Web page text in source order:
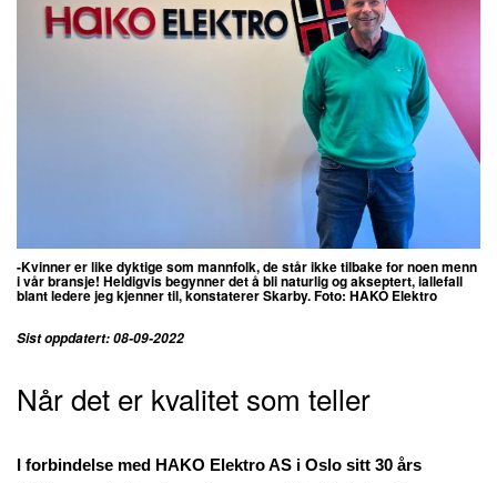
-Kvinner er like dyktige som mannfolk, de står ikke tilbake for noen menn
i vår bransje! Heldigvis begynner det å bli naturlig og akseptert, iallefall
blant ledere jeg kjenner til, konstaterer Skarby. Foto: HAKO Elektro
Sist oppdatert: 08-09-2022
Når det er kvalitet som teller
I forbindelse med HAKO Elektro AS i Oslo sitt 30 års